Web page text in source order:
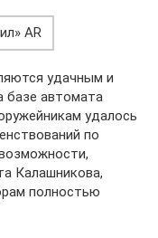
AR
удачным и
базе автомата
удалось
по
Калаш­никова,
полностью